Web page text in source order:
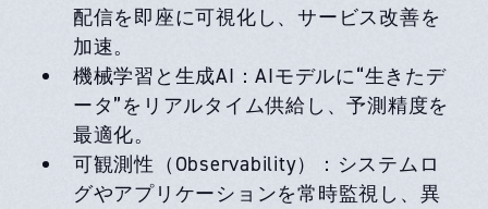
配信を即座に可視化し、サービス改善を
加速。
機械学習と生成AI：AIモデルに“生きたデ
ータ”をリアルタイム供給し、予測精度を
最適化。
可観測性（Observability）：システムロ
グやアプリケーションを常時監視し、異